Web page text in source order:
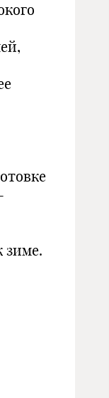
зиме.